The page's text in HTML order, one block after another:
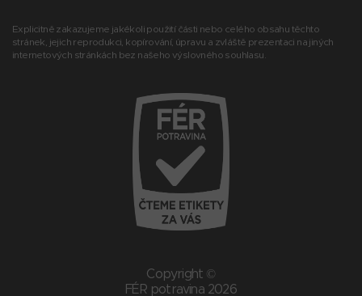
Explicitně zakazujeme jakékoli použití části nebo celého obsahu těchto
stránek, jejich reprodukci, kopírování, úpravu a zvláště prezentaci na jiných
internetových stránkách bez našeho výslovného souhlasu.
Copyright ©
FÉR potravina 2026